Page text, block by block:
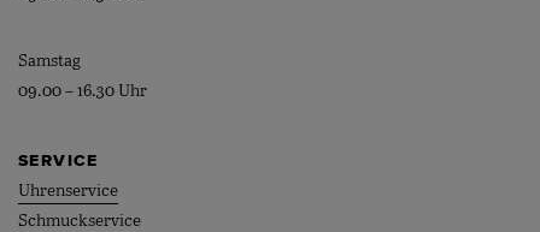
Samstag
09.00 – 16.30 Uhr
SERVICE
Uhrenservice
Schmuckservice